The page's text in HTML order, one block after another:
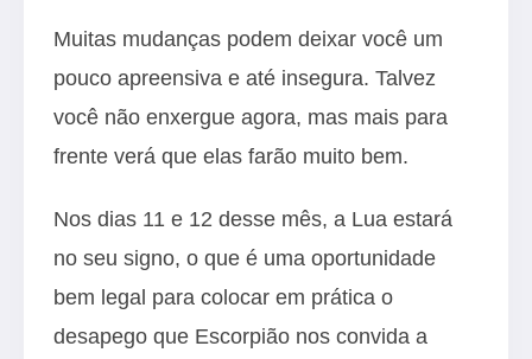
Muitas mudanças podem deixar você um
pouco apreensiva e até insegura. Talvez
você não enxergue agora, mas mais para
frente verá que elas farão muito bem.
Nos dias 11 e 12 desse mês, a Lua estará
no seu signo, o que é uma oportunidade
bem legal para colocar em prática o
desapego que Escorpião nos convida a